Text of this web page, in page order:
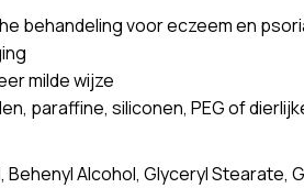
behandeling voor eczeem en
milde wijze
paraffine, siliconen, PEG of
Alcohol, Glyceryl